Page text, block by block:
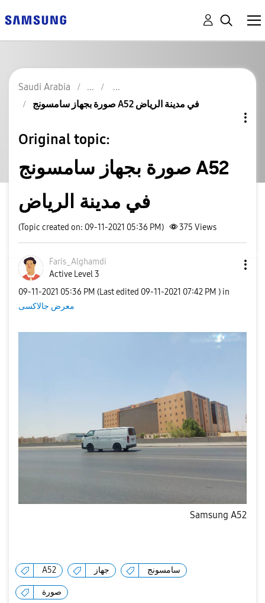
Saudi Arabia
صورة بجهاز سامسونج A52 في مدينة الرياض
Original topic:
صورة بجهاز سامسونج A52
في مدينة الرياض
(Topic created on: 09-11-2021 05:36 PM) 375 Views
Faris_Alghamdi
Active Level 3
‎09-11-2021 05:36 PM (Last edited ‎09-11-2021 07:42 PM ) in
معرض جالاكسى
Samsung A52
A52 جهاز سامسونج
صورة